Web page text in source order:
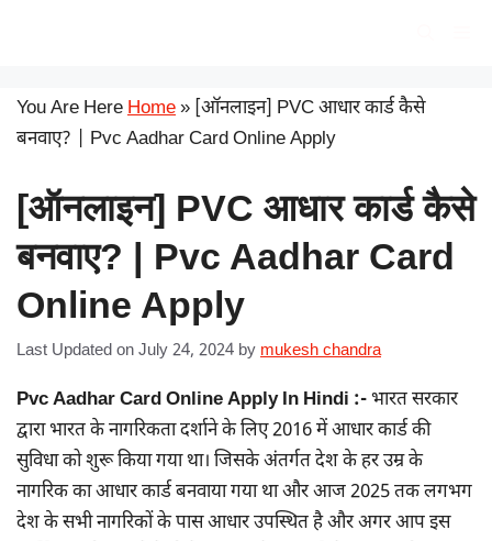
You Are HereHome» [ऑनलाइन] PVC आधार कार्ड कैसे
बनवाए? | Pvc Aadhar Card Online Apply
[ऑनलाइन] PVC आधार कार्ड कैसे
बनवाए? | Pvc Aadhar Card
Online Apply
Last Updated on July 24, 2024 by mukesh chandra
Pvc Aadhar Card Online Apply In Hindi :-भारत सरकार
द्वारा भारत के नागरिकता दर्शाने के लिए 2016 में आधार कार्ड की
सुविधा को शुरू किया गया था। जिसके अंतर्गत देश के हर उम्र के
नागरिक का आधार कार्ड बनवाया गया था और आज 2025 तक लगभग
देश के सभी नागरिकों के पास आधार उपस्थित है और अगर आप इस